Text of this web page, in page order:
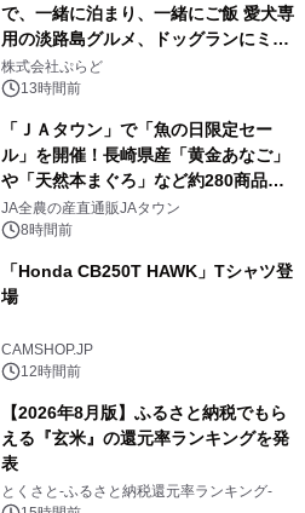
で、一緒に泊まり、一緒にご飯 愛犬専
用の淡路島グルメ、ドッグランにミニ
プール グランピングとトレーラーハウ
スの2施設で
株式会社ぷらど
13時間前
「ＪＡタウン」で「魚の日限定セー
ル」を開催！長崎県産「黄金あなご」
や「天然本まぐろ」など約280商品を
販売！～毎月１０日の定例企画～
JA全農の産直通販JAタウン
8時間前
「Honda CB250T HAWK」Tシャツ登
場
CAMSHOP.JP
12時間前
【2026年8月版】ふるさと納税でもら
える『玄米』の還元率ランキングを発
表
とくさと-ふるさと納税還元率ランキング-